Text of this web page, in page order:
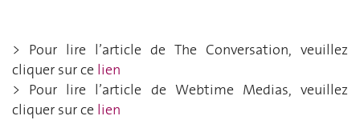
> Pour lire l’article de The Conversation, veuillez
cliquer sur ce lien
> Pour lire l’article de Webtime Medias, veuillez
cliquer sur ce lien